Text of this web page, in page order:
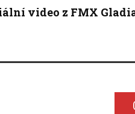
video z FMX